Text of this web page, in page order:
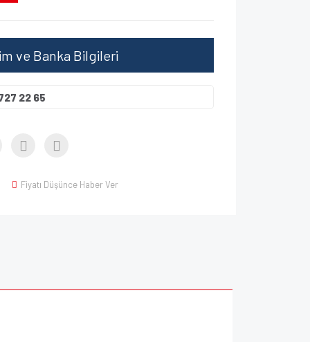
ve Banka Bilgileri
22 65
Fiyatı Düşünce Haber Ver